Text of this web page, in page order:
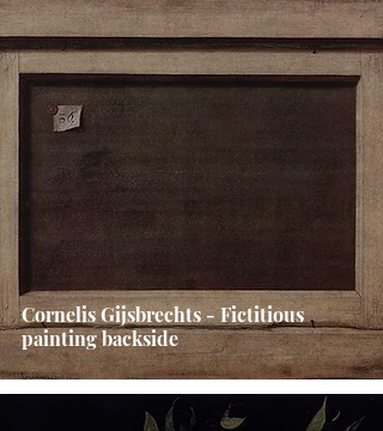
Cornelis Gijsbrechts - Fictitious
painting backside